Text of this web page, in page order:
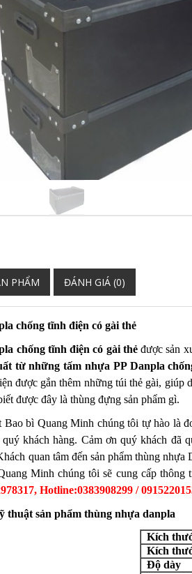
PHẨM ĐÁNH GIÁ (0)
chống tĩnh điện có gài thẻ
chống tĩnh điện có gài thẻđược sản
từ những tấm nhựa PP Danpla
được gắn thêm những túi thẻ gài, giúp
được đây là thùng đựng sản phẩm gì.
Bao bì Quang Minh chúng tôi tự hào là
khách hàng. Cảm ơn quý khách đã
quan tâm đến sản phẩm thùng
Minh chúng tôi sẽ cung cấp thông
Hotline:0383908299 /
thuật sản phẩm thùng nhựa danpla
Kích
Kích
Độ dày